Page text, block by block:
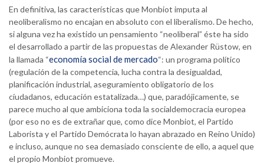
En definitiva, las características que Monbiot imputa al
neoliberalismo no encajan en absoluto con el liberalismo. De hecho,
si alguna vez ha existido un pensamiento “neoliberal” éste ha sido
el desarrollado a partir de las propuestas de Alexander Rüstow, en
la llamada “economía social de mercado“: un programa político
(regulación de la competencia, lucha contra la desigualdad,
planificación industrial, aseguramiento obligatorio de los
ciudadanos, educación estatalizada…) que, paradójicamente, se
parece mucho al que ambiciona toda la socialdemocracia europea
(por eso no es de extrañar que, como dice Monbiot, el Partido
Laborista y el Partido Demócrata lo hayan abrazado en Reino Unido)
e incluso, aunque no sea demasiado consciente de ello, a aquel que
el propio Monbiot promueve.